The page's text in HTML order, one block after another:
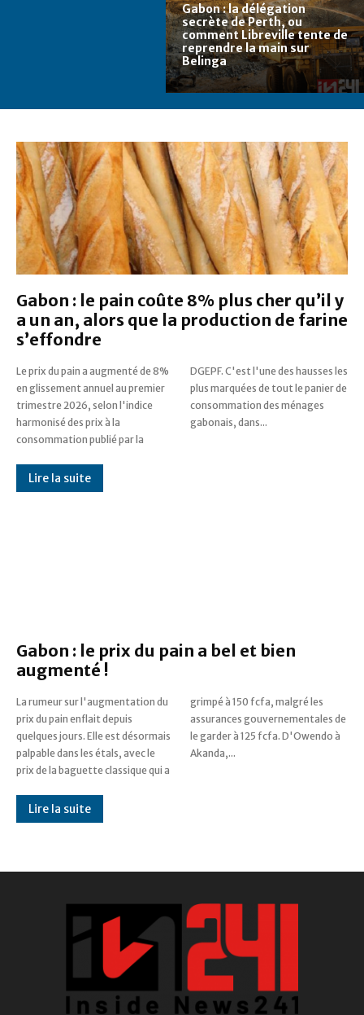
Gabon : la délégation
secrète de Perth, ou
comment Libreville tente de
reprendre la main sur
Belinga
Gabon : le pain coûte 8% plus cher qu’il y
a un an, alors que la production de farine
s’effondre
Le prix du pain a augmenté de 8%
en glissement annuel au premier
trimestre 2026, selon l'indice
harmonisé des prix à la
consommation publié par la
DGEPF. C'est l'une des hausses les
plus marquées de tout le panier de
consommation des ménages
gabonais, dans...
Lire la suite
Gabon : le prix du pain a bel et bien
augmenté !
La rumeur sur l'augmentation du
prix du pain enflait depuis
quelques jours. Elle est désormais
palpable dans les étals, avec le
prix de la baguette classique qui a
grimpé à 150 fcfa, malgré les
assurances gouvernementales de
le garder à 125 fcfa. D'Owendo à
Akanda,...
Lire la suite